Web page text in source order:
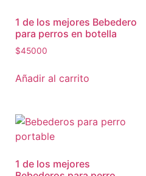
1 de los mejores Bebedero
para perros en botella
$45000
Añadir al carrito
1 de los mejores